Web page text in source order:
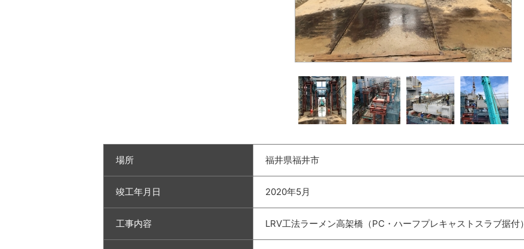
場所 福井県福井市
竣工年月日 2020年5月
工事内容 LRV工法ラーメン高架橋（PC・ハーフプレキャストスラブ据付）